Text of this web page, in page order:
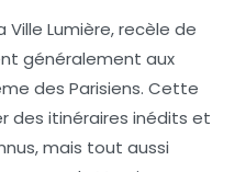
Lumière, recèle de
généralement aux
des Parisiens. Cette
des itinéraires inédits et
mais tout aussi